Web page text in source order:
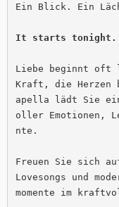
Ein Blick. Ein
It starts tonight.
Liebe beginnt oft
Kraft, die Herzen
apella lädt Sie ein
oller Emotionen,
nte.
Freuen Sie sich
Lovesongs und
momente im